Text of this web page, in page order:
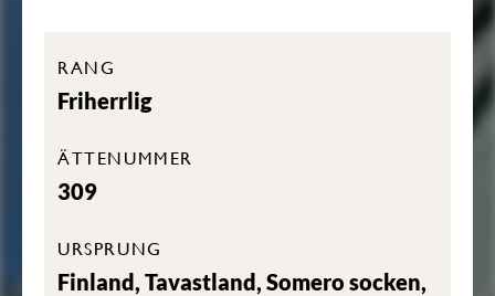
RANG
Friherrlig
ÄTTENUMMER
309
URSPRUNG
Finland, Tavastland, Somero socken,